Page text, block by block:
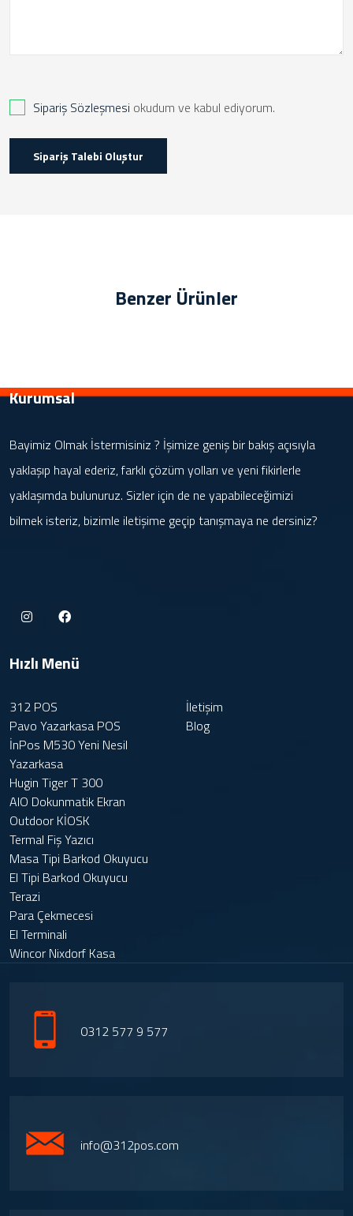
Sipariş Sözleşmesi okudum ve kabul ediyorum.
Sipariş Talebi Oluştur
Benzer Ürünler
Kurumsal
Bayimiz Olmak İstermisiniz ? İşimize geniş bir bakış açısıyla
yaklaşıp hayal ederiz, farklı çözüm yolları ve yeni fikirlerle
yaklaşımda bulunuruz. Sizler için de ne yapabileceğimizi
bilmek isteriz, bizimle iletişime geçip tanışmaya ne dersiniz?
Hızlı Menü
312 POS
Pavo Yazarkasa POS
İnPos M530 Yeni Nesil
Yazarkasa
Hugin Tiger T 300
AIO Dokunmatik Ekran
Outdoor KİOSK
Termal Fiş Yazıcı
Masa Tipi Barkod Okuyucu
El Tipi Barkod Okuyucu
Terazi
Para Çekmecesi
El Terminali
Wincor Nixdorf Kasa
İletişim
Blog
0312 577 9 577
info@312pos.com